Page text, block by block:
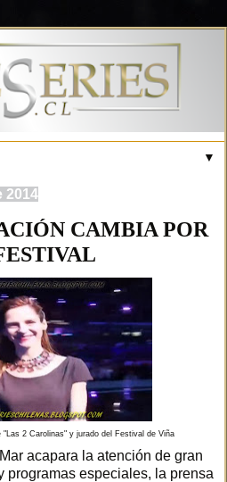
▼
2014
CAMBIA POR
2 Carolinas" y jurado del Festival de Viña
acapara la atención de gran
programas especiales, la prensa